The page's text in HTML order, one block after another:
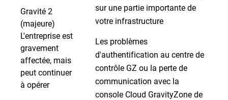
Gravité 2
(majeure)
L'entreprise est
gravement
affectée, mais
peut continuer
à opérer
sur une partie importante de
votre infrastructure
Les problèmes
d'authentification au centre de
contrôle GZ ou la perte de
communication avec la
console Cloud GravityZone de